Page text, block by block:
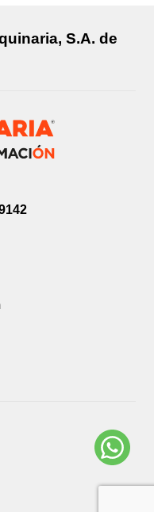
S.A. de